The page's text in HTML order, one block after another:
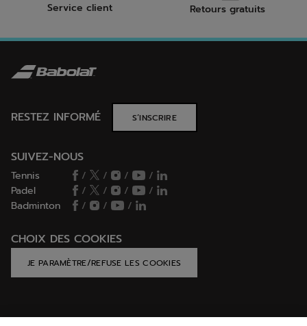
Service client Retours gratuits
RESTEZ INFORMÉ S’INSCRIRE
SUIVEZ-NOUS
Tennis / / /
/
Padel
/ / /
/
Badminton
/ / /
CHOIX DES COOKIES
JE PARAMÈTRE/REFUSE LES COOKIES